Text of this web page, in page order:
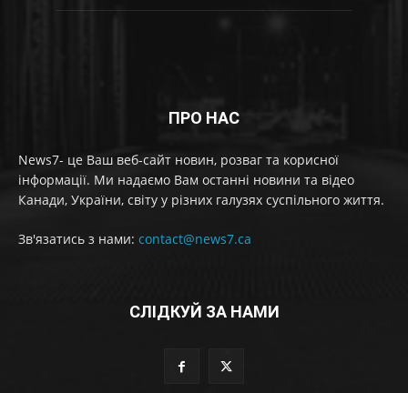
ПРО НАС
News7- це Ваш веб-сайт новин, розваг та корисної
інформації. Ми надаємо Вам останні новини та відео
Канади, України, світу у різних галузях суспільного життя.
Зв'язатись з нами: contact@news7.ca
СЛІДКУЙ ЗА НАМИ